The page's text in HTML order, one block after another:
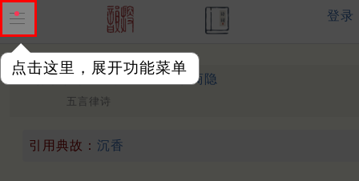
点击这里，展开功能菜单
登录
效徐陵体赠更衣 唐 · 李商隐
五言律诗
引用典故： 沉香